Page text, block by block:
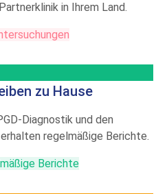
in Ihrem Land.
zu Hause
Diagnostik und den
regelmäßige Berichte.
Berichte